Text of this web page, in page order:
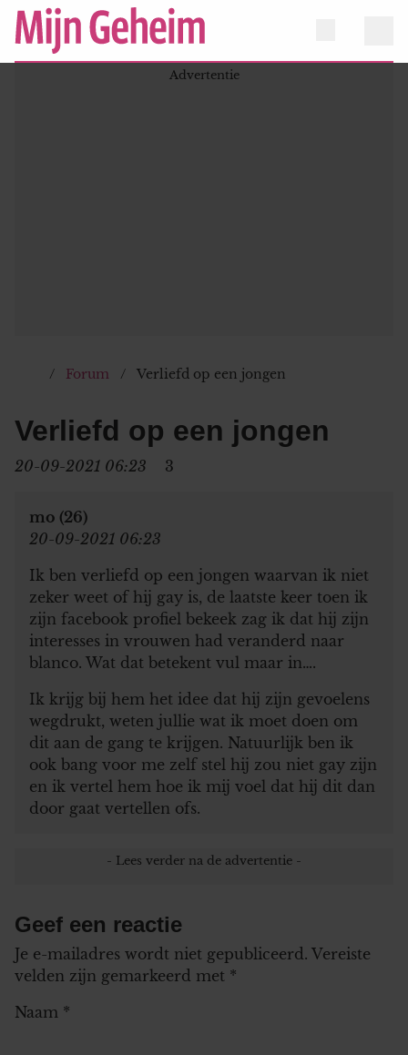
Forum Verliefd op een jongen
Verliefd op een jongen
20-09-2021 06:23 3
mo (26)
20-09-2021 06:23
Ik ben verliefd op een jongen waarvan ik niet
zeker weet of hij gay is, de laatste keer toen ik
zijn facebook profiel bekeek zag ik dat hij zijn
interesses in vrouwen had veranderd naar
blanco. Wat dat betekent vul maar in….
Ik krijg bij hem het idee dat hij zijn gevoelens
wegdrukt, weten jullie wat ik moet doen om
dit aan de gang te krijgen. Natuurlijk ben ik
ook bang voor me zelf stel hij zou niet gay zijn
en ik vertel hem hoe ik mij voel dat hij dit dan
door gaat vertellen ofs.
Geef een reactie
Je e-mailadres wordt niet gepubliceerd. Vereiste
velden zijn gemarkeerd met *
Naam *